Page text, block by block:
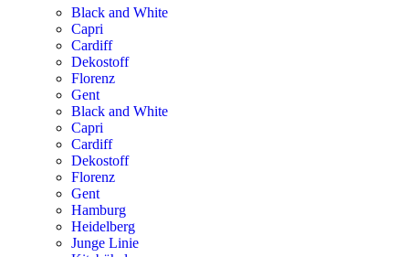
Black and White
Capri
Cardiff
Dekostoff
Florenz
Gent
Black and White
Capri
Cardiff
Dekostoff
Florenz
Gent
Hamburg
Heidelberg
Junge Linie